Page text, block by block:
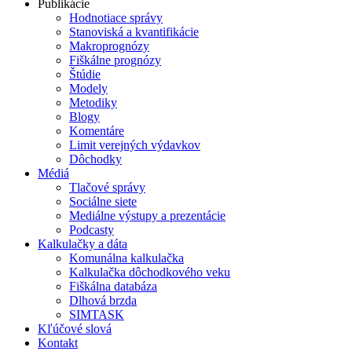
Publikácie
Hodnotiace správy
Stanoviská a kvantifikácie
Makroprognózy
Fiškálne prognózy
Štúdie
Modely
Metodiky
Blogy
Komentáre
Limit verejných výdavkov
Dôchodky
Médiá
Tlačové správy
Sociálne siete
Mediálne výstupy a prezentácie
Podcasty
Kalkulačky a dáta
Komunálna kalkulačka
Kalkulačka dôchodkového veku
Fiškálna databáza
Dlhová brzda
SIMTASK
Kľúčové slová
Kontakt